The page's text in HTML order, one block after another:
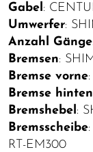
Gabel:
Umwerfer:
Anzahl Gänge
Bremsen:
Bremse vorne
Bremse hinten
Bremshebel:
Bremsscheibe
RT-EM300